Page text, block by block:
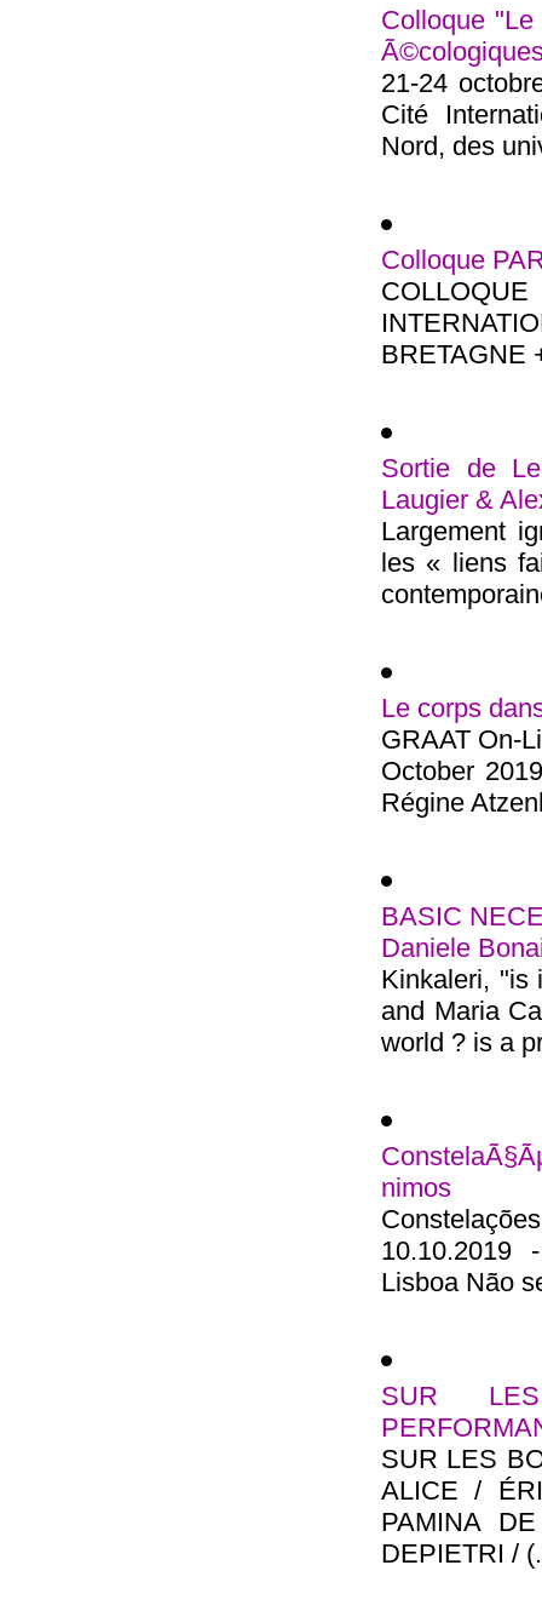
Colloque
21-24
Cité
Nord, des
Colloque
BRETAGNE
Sortie de
Laugier &
Largement
les « liens
Le corps
GRAAT On-
October
Régine
BASIC
Daniele
Kinkaleri, "is
and Maria
world ? is a
nimos
10.10.2019
Lisboa Não
SUR
SUR LES
ALICE /
PAMINA
DEPIETRI /